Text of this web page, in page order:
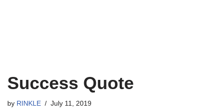
Success Quote
by RINKLE July 11, 2019